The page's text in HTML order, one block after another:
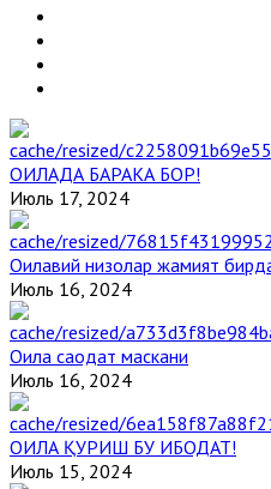
ОИЛАДА БАРАКА БОР!
Июль 17, 2024
Оилавий низолар жамият
Июль 16, 2024
Оила саодат маскани
Июль 16, 2024
ОИЛА ҚУРИШ БУ ИБОДАТ!
Июль 15, 2024